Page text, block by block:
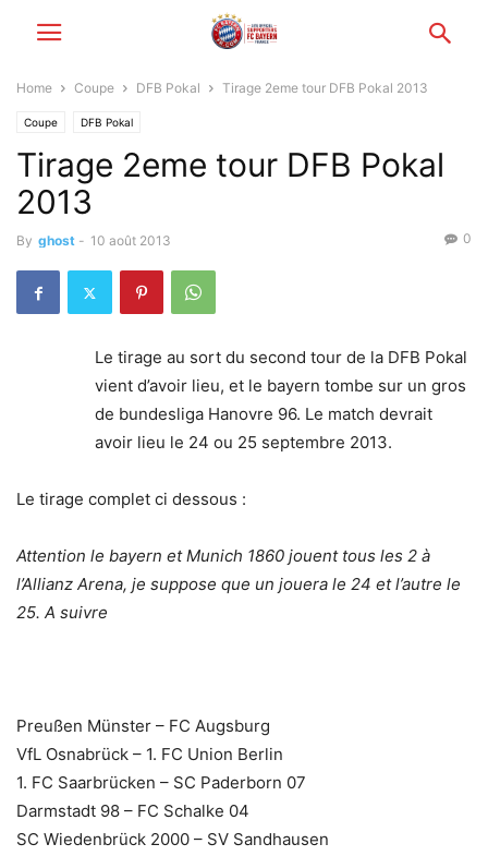
Home Coupe DFB Pokal Tirage 2eme tour DFB Pokal 2013
Coupe DFB Pokal
Tirage 2eme tour DFB Pokal
2013
By ghost - 10 août 2013 0
Le tirage au sort du second tour de la DFB Pokal
vient d’avoir lieu, et le bayern tombe sur un gros
de bundesliga Hanovre 96. Le match devrait
avoir lieu le 24 ou 25 septembre 2013.
Le tirage complet ci dessous :
Attention le bayern et Munich 1860 jouent tous les 2 à
l’Allianz Arena, je suppose que un jouera le 24 et l’autre le
25. A suivre
Preußen Münster – FC Augsburg
VfL Osnabrück – 1. FC Union Berlin
1. FC Saarbrücken – SC Paderborn 07
Darmstadt 98 – FC Schalke 04
SC Wiedenbrück 2000 – SV Sandhausen